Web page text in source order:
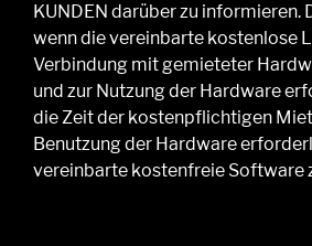
KUNDEN darüber zu informieren.
wenn die vereinbarte kostenlose
Verbindung mit gemieteter
und zur Nutzung der Hardware
die Zeit der kostenpflichtigen
Benutzung der Hardware
vereinbarte kostenfreie Software